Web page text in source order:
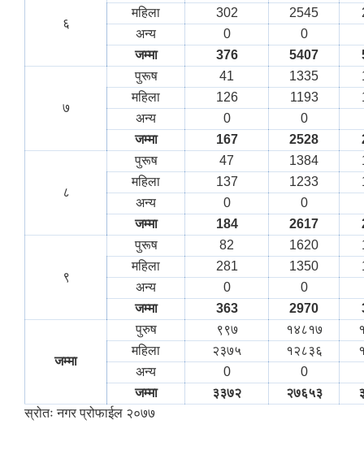
६
महिला
302 2545
अन्य
0
0
जम्मा
376 5407
७
पुरूष 41 1335
महिला
126 1193
अन्य
0
0
जम्मा
167 2528
८
पुरूष 47 1384
महिला
137 1233
अन्य
0
0
जम्मा
184 2617
९
पुरूष 82 1620
महिला
281 1350
अन्य
0
0
जम्मा
363 2970
जम्मा
पुरुष ९९७ १४८१७
महिला
२३७५ १२८३६
अन्य
0
0
जम्मा
३३७२ २७६५३
स्रोतः नगर प्रोफाईल २०७७